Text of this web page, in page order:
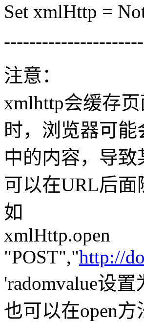
Set xmlHttp =
注意：
xmlhttp会缓存
时，浏览器可
中的内容，导致
可以在URL后
如
xmlHttp.open
"POST","http://
'radomvalue设
也可以在open